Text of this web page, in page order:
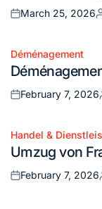
Posted
March 25, 2026
Posted
in
Déménagement
Posted
February 7, 2026
Posted
in
Handel &
Umzug von
Posted
February 7, 2026